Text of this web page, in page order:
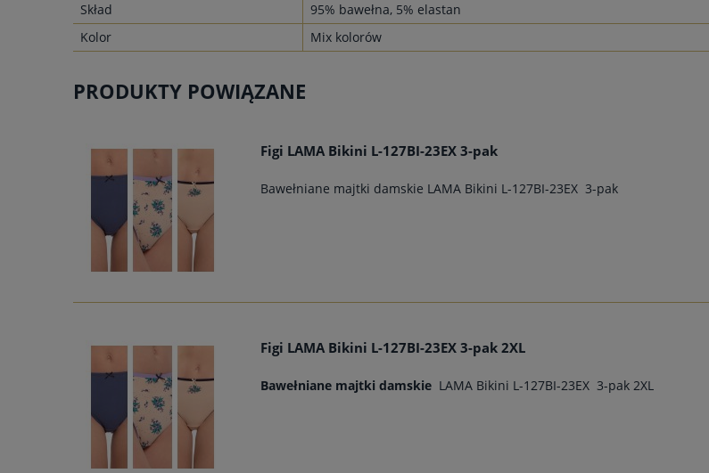
Skład
95% bawełna, 5% elastan
Kolor
Mix kolorów
PRODUKTY POWIĄZANE
Figi LAMA Bikini L-127BI-23EX 3-pak
Bawełniane majtki damskie LAMA Bikini L-127BI-23EX 3-pak
Figi LAMA Bikini L-127BI-23EX 3-pak 2XL
Bawełniane majtki damskie LAMA Bikini L-127BI-23EX 3-pak 2XL